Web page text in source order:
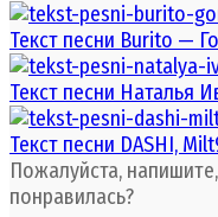
Текст песни Burito —
Текст песни Наталья
Текст песни DASHI,
Пожалуйста,
понравилась?